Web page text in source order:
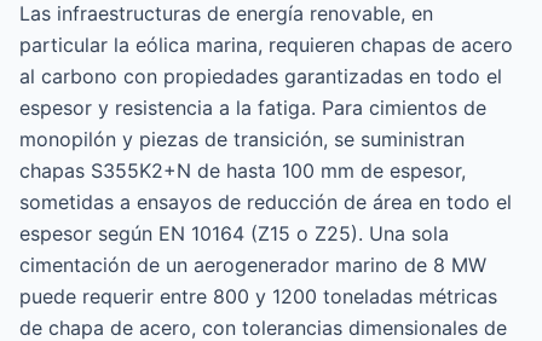
Las infraestructuras de energía renovable, en
particular la eólica marina, requieren chapas de acero
al carbono con propiedades garantizadas en todo el
espesor y resistencia a la fatiga. Para cimientos de
monopilón y piezas de transición, se suministran
chapas S355K2+N de hasta 100 mm de espesor,
sometidas a ensayos de reducción de área en todo el
espesor según EN 10164 (Z15 o Z25). Una sola
cimentación de un aerogenerador marino de 8 MW
puede requerir entre 800 y 1200 toneladas métricas
de chapa de acero, con tolerancias dimensionales de